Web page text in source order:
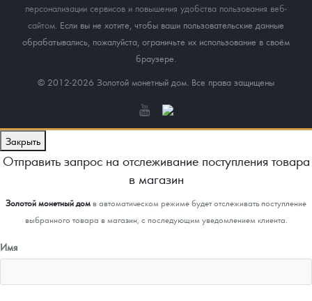
персонализации сервисов и повышения удобства пользования веб-
сайтом. Если вы не хотите, чтобы ваши пользовательские данные
обрабатывались, пожалуйста, ограничьте их использование в своём
браузере.
© 2012-2026 Золотой монетный дом. Все права защищены
Закрыть
Отправить запрос на отслеживание поступления товара
в магазин
Золотой монетный домв автоматическом режиме будет отслеживать поступление
выбранного товара в магазин, с последующим уведомлением клиента.
Имя